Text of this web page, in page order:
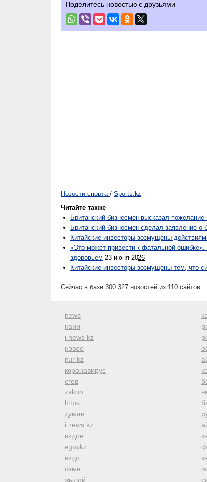
Поделитесь новостью с друзьями
Новости спорта / Sports.kz
Читайте также
Британский бизнесмен высказал
Британский бизнесмен сделал заявление
Китайские инвесторы возмущены
«Это может привести к фатальной
здоровьем 23 июня 2026
Китайские инвесторы возмущены тем, что
Сейчас в базе 300 327 новостей из 110 сайтов
news
наии
i-news kz
новое
nur kz
коронавирус
егов
zakon
https
думан
i news kz
видое
egovkz
видо
семе
жылой